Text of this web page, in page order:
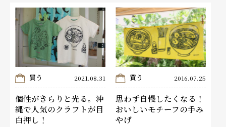
買う 2021.08.31
個性がきらりと光る。沖
縄で人気のクラフトが目
白押し！
買う 2016.07.25
思わず自慢したくなる！
おいしいモチーフの手み
やげ